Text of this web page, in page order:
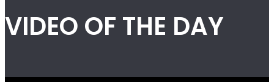
VIDEO OF THE DAY